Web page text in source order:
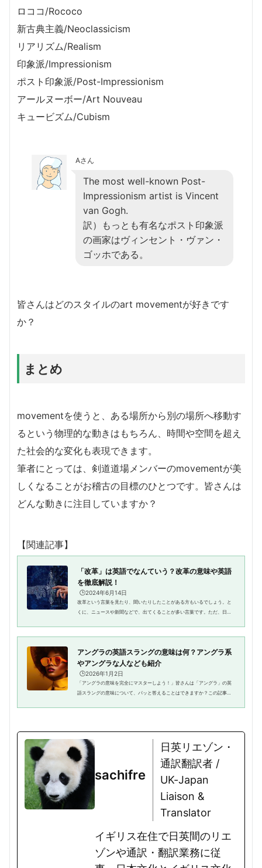
ロココ/Rococo
新古典主義/Neoclassicism
リアリズム/Realism
印象派/Impressionism
ポスト印象派/Post-Impressionism
アールヌーボー/Art Nouveau
キュービズム/Cubism
Aさん
The most well-known Post-
Impressionism artist is Vincent
van Gogh.
訳）もっとも有名なポスト印象派
の画家はヴィンセント・ヴァン・
ゴッホである。
皆さんはどのスタイルのart movementが好きです
か？
まとめ
movementを使うと、ある場所から別の場所へ移動す
るという物理的な動きはもちろん、時間や空間を超え
た社会的な変化も表現できます。
筆者にとっては、剣道道場メンバーのmovementが美
しくなることがお稽古の目標のひとつです。皆さんは
どんな動きに注目していますか？
【関連記事】
「改革」は英語でなんていう？改革の意味や英語
を徹底解説！
🕒️2024年6月14日
改革という言葉を見たり、聞いたりしたことがある方もいるでしょう。と
くに、ニュースや新聞などで、出てくることが多い言葉です。ただ、日本
アングラの英語スラングの意味は何？アングラ系
やアングラな人なども紹介
🕒️2026年1月2日
「アングラの意味を完全にマスターしよう！」皆さんは「アングラ」の英
語スラングの意味について、パッと答えることはできますか？この記事で
sachifre
日英リエゾン・
通訳翻訳者 /
UK-Japan
Liaison &
Translator
イギリス在住で日英間のリエ
ゾンや通訳・翻訳業務に従